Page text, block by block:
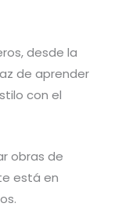
desde la
de aprender
con el
obras de
está en